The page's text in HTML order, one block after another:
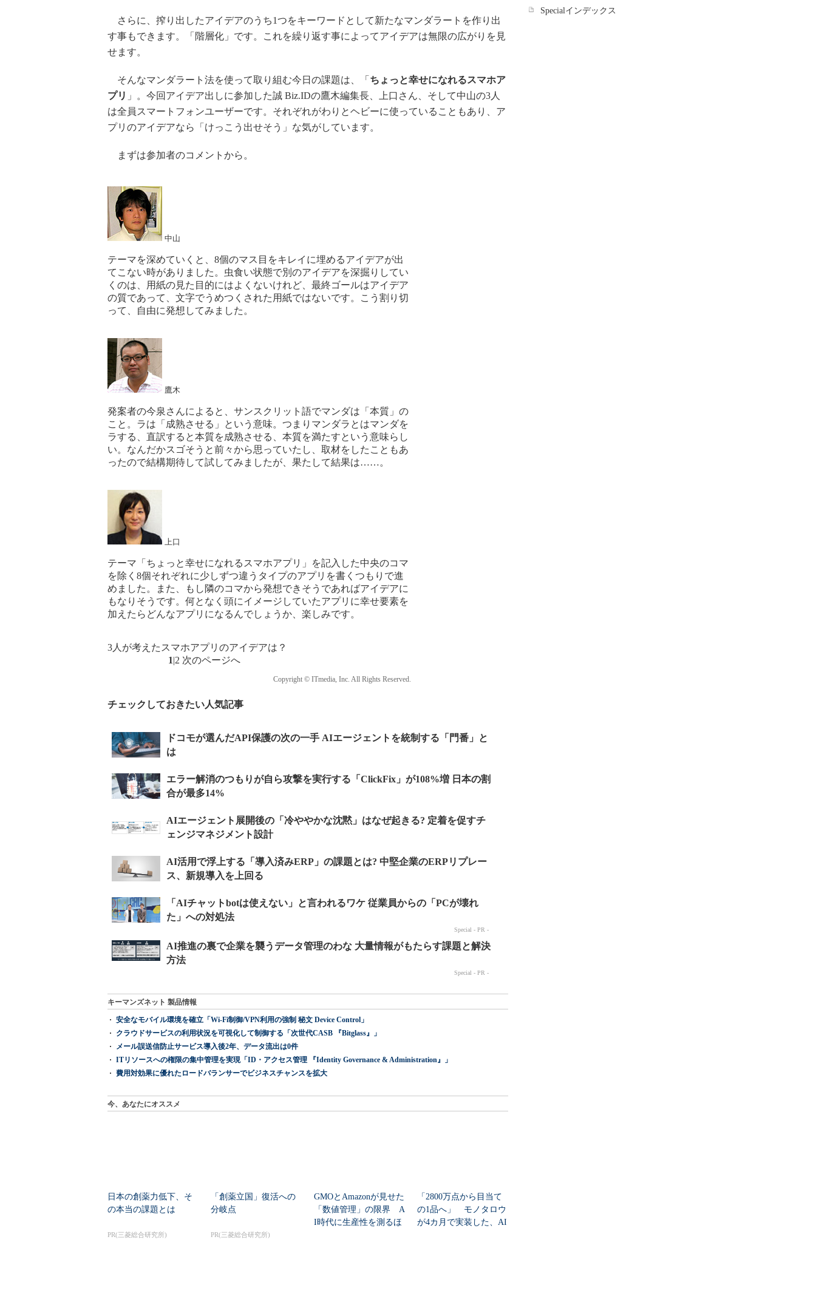
さらに、搾り出したアイデアのうち1つをキーワードとして新たなマンダラートを作り出
す事もできます。「階層化」です。これを繰り返す事によってアイデアは無限の広がりを見
せます。
そんなマンダラート法を使って取り組む今日の課題は、「 ちょっと幸せになれるスマホア
プリ 」。今回アイデア出しに参加した誠 Biz.IDの鷹木編集長、上口さん、そして中山の3人
は全員スマートフォンユーザーです。それぞれがわりとヘビーに使っていることもあり、ア
プリのアイデアなら「けっこう出せそう」な気がしています。
まずは参加者のコメントから。
中山
テーマを深めていくと、8個のマス目をキレイに埋めるアイデアが出
てこない時がありました。虫食い状態で別のアイデアを深掘りしてい
くのは、用紙の見た目的にはよくないけれど、最終ゴールはアイデア
の質であって、文字でうめつくされた用紙ではないです。こう割り切
って、自由に発想してみました。
鷹木
発案者の今泉さんによると、サンスクリット語でマンダは「本質」の
こと。ラは「成熟させる」という意味。つまりマンダラとはマンダを
ラする、直訳すると本質を成熟させる、本質を満たすという意味らし
い。なんだかスゴそうと前々から思っていたし、 取材をしたこともあ
ったので結構期待して試してみましたが、果たして結果は……。
上口
テーマ「ちょっと幸せになれるスマホアプリ」を記入した中央のコマ
を除く8個それぞれに少しずつ違うタイプのアプリを書くつもりで進
めました。また、もし隣のコマから発想できそうであればアイデアに
もなりそうです。何となく頭にイメージしていたアプリに幸せ要素を
加えたらどんなアプリになるんでしょうか、楽しみです。
3人が考えたスマホアプリのアイデアは？
1|2 次のページへ
Copyright © ITmedia, Inc. All Rights Reserved.
チェックしておきたい人気記事
キーマンズネット 製品情報
安全なモバイル環境を確立「Wi-Fi制御/VPN利用の強制 秘文 Device Control」
クラウドサービスの利用状況を可視化して制御する「次世代CASB 『Bitglass』」
メール誤送信防止サービス導入後2年、データ流出は0件
ITリソースへの権限の集中管理を実現「ID・アクセス管理 『Identity Governance & Administration』」
費用対効果に優れたロードバランサーでビジネスチャンスを拡大
今、あなたにオススメ
日本の創薬力低下、そ
の本当の課題とは
PR(三菱総合研究所)
「創薬立国」復活への
分岐点
PR(三菱総合研究所)
GMOとAmazonが見せた
「数値管理」の限界 A
I時代に生産性を測るほ
「2800万点から目当て
の1品へ」 モノタロウ
が4カ月で実装した、AI
Specialインデックス